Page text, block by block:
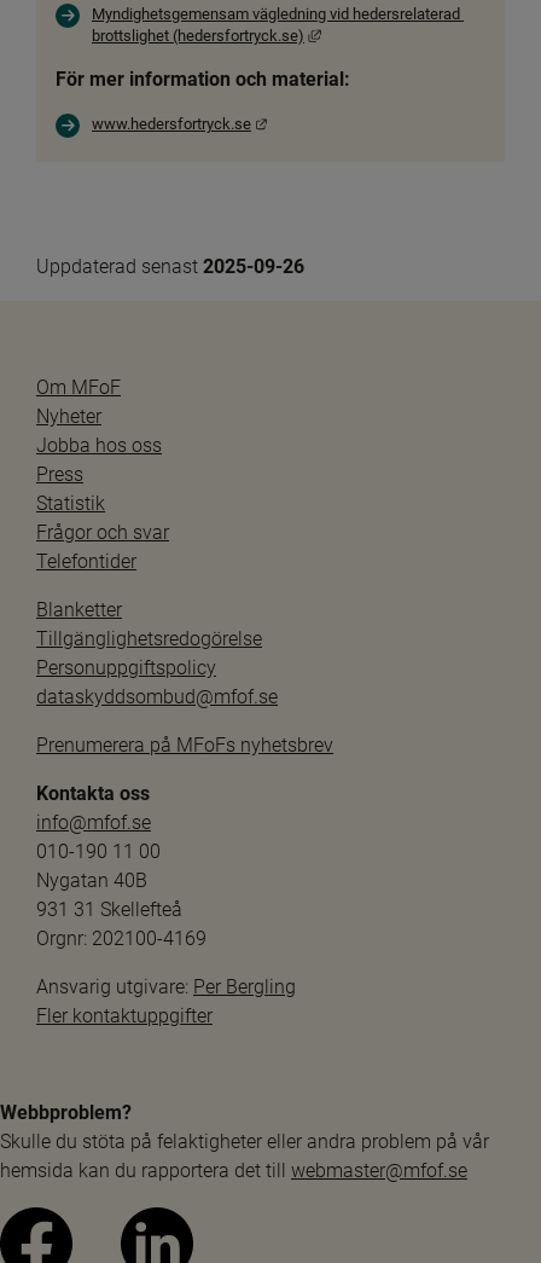
Myndighetsgemensam vägledning vid hedersrelaterad
brottslighet (hedersfortryck.se)
Länk till annan webbplats,
För mer information och material:
www.hedersfortryck.se
Uppdaterad senast 2025-09-26
Om MFoF
Nyheter
Jobba hos oss
Press
Statistik
Frågor och svar
Telefontider
Blanketter
Tillgänglighetsredogörelse
Personuppgiftspolicy
dataskyddsombud@mfof.se
Prenumerera på MFoFs nyhetsbrev
Kontakta oss
info@mfof.se
010-190 11 00
Nygatan 40B
931 31 Skellefteå
Orgnr: 202100-4169
Ansvarig utgivare: Per Bergling
Fler kontaktuppgifter
Webbproblem?
Skulle du stöta på felaktigheter eller andra problem på vår
hemsida kan du rapportera det till webmaster@mfof.se